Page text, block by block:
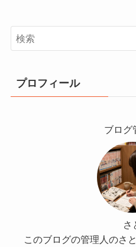
プロフィール
ブログ
さ
このブログの管理人のさ